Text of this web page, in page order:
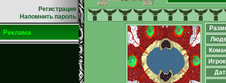
Регистрация
Напомнить пароль
Реклама